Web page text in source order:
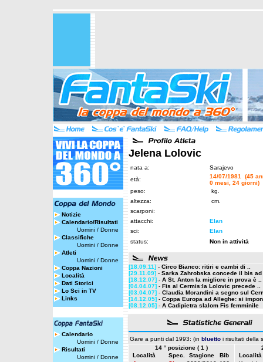
Notizie
Calendario/Risultati
Uomini / Donne
Classifiche
Uomini / Donne
Atleti
Uomini / Donne
Coppa Nazioni
Località
Dati Storici
Lo Sci in TV
Links
Calendario
Uomini / Donne
Risultati
Uomini / Donne
Jelena Lolovic
nata a:
Sarajevo
età:
14/07/1981 (45
0 mesi, 24 giorni)
peso:
kg.
altezza:
cm.
scarponi:
attacchi:
Elan
sci:
Elan
status:
Non in attività
[18.09.11] - Circo Bianco: ritiri e cambi di ..
[29.11.09] - Sarka Zahrobska concede il bis ad
[18.12.07] - A St. Anton la migliore in prova è ..
[04.04.07] - Fis al Cermis:la Lolovic precede ..
[03.04.07] - Claudia Morandini a segno sul
[14.12.05] - Coppa Europa ad Alleghe: si
[08.12.05] - A Cadipietra slalom Fis femminile
Gare a punti dal 1993: (in bluetto i risultati della
14 ° posizione ( 1 )
Località
Spec. Stagione
Bib
Località